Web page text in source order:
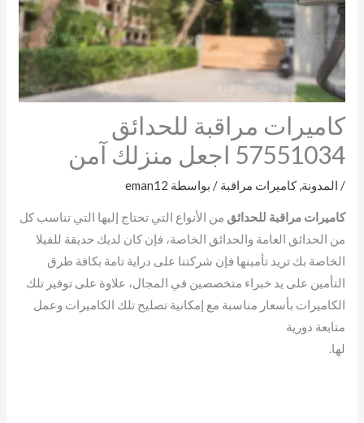
كاميرات مراقبة للحدائق
57551034 اجعل منزلك آمن
/ المدونة,كاميرات مراقبة / بواسطة eman12
كاميرات مراقبة للحدائق من الأنواع التي تحتاج إليها التي تناسب كل
من الحدائق العامة والحدائق الخاصة، فإن كان لديك حديقة للفيلا
الخاصة بك تريد تأمينها فإن شركتنا على دراية تامة بكافة طرق
التأمين على يد خبراء متخصصين في المجال، علاوة على توفير تلك
الكاميرات بأسعار مناسبة مع إمكانية تصليح تلك الكاميرات وعمل
متابعة دورية
لها.